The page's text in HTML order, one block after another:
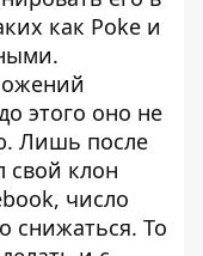
как Poke и
этого оно не
Лишь после
свой клон
число
снижаться. То